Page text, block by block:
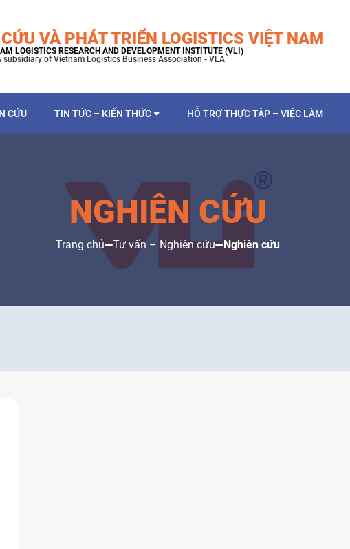
VÀ PHÁT TRIỂN LOGISTICS VIỆT NAM
LOGISTICS RESEARCH AND DEVELOPMENT INSTITUTE (VLI)
subsidiary of Vietnam Logistics Business Association - VLA
CỨU TIN TỨC – KIẾN THỨC HỖ TRỢ THỰC TẬP – VIỆC LÀM
NGHIÊN CỨU
Trang chủ Tư vấn – Nghiên cứu Nghiên cứu